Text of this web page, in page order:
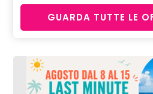
GUARDA TUTTE LE